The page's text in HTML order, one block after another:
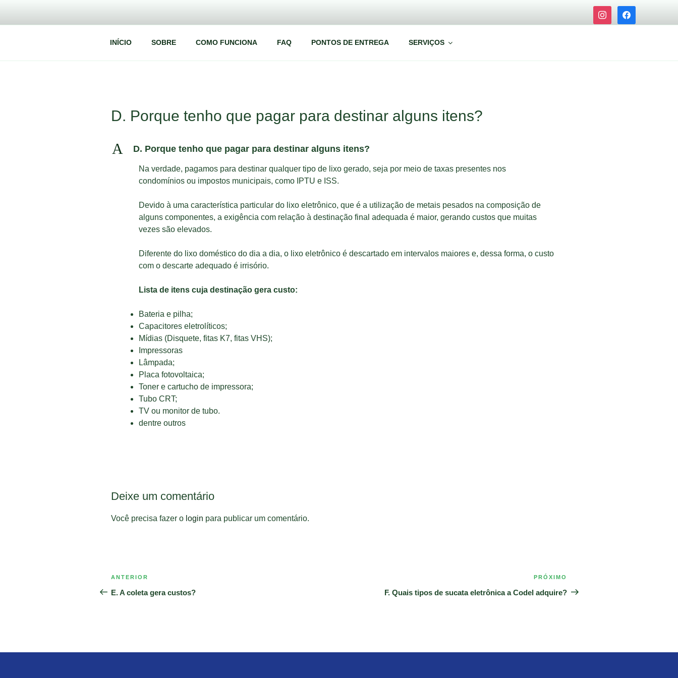
instagramfacebook
CODEL
Codel – Coleta e descarte de eletrônicos
INÍCIO SOBRE COMO FUNCIONA FAQ PONTOS DE ENTREGA SERVIÇOS
D. Porque tenho que pagar para destinar alguns itens?
A
D. Porque tenho que pagar para destinar alguns itens?
Na verdade, pagamos para destinar qualquer tipo de lixo gerado, seja por meio de taxas presentes nos
condomínios ou impostos municipais, como IPTU e ISS.
Devido à uma característica particular do lixo eletrônico, que é a utilização de metais pesados na composição de
alguns componentes, a exigência com relação à destinação final adequada é maior, gerando custos que muitas
vezes são elevados.
Diferente do lixo doméstico do dia a dia, o lixo eletrônico é descartado em intervalos maiores e, dessa forma, o custo
com o descarte adequado é irrisório.
Lista de itens cuja destinação gera custo:
Bateria e pilha;
Capacitores eletrolíticos;
Mídias (Disquete, fitas K7, fitas VHS);
Impressoras
Lâmpada;
Placa fotovoltaica;
Toner e cartucho de impressora;
Tubo CRT;
TV ou monitor de tubo.
dentre outros
Deixe um comentário
Você precisa fazer o login para publicar um comentário.
Navegação
de
Post
anterior
ANTERIOR
E. A coleta gera custos?
post
PRÓXIMO
F. Quais tipos de sucata eletrônica a Codel adquire?